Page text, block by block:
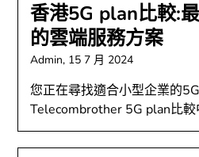
香港5G plan比較:
的雲端服務方案
Admin, 15 7 月 2024
您正在尋找適合小型企業的
Telecombrother 5G plan比